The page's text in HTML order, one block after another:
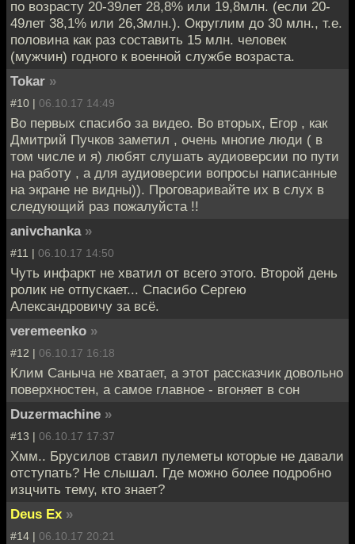
по возрасту 20-39лет 28,8% или 19,8млн. (если 20-
49лет 38,1% или 26,3млн.). Округлим до 30 млн., т.е.
половина как раз составить 15 млн. человек
(мужчин) годного к военной службе возраста.
Tokar »
#10 | 06.10.17 14:49
Во первых спасибо за видео. Во вторых, Егор , как
Дмитрий Пучков заметил , очень многие люди ( в
том числе и я) любят слушать аудиоверсии по пути
на работу , а для аудиоверсии вопросы написанные
на экране не видны)). Проговаривайте их в слух в
следующий раз пожалуйста !!
anivchanka »
#11 | 06.10.17 14:50
Чуть инфаркт не хватил от всего этого. Второй день
ролик не отпускает... Спасибо Сергею
Александровичу за всё.
veremeenko »
#12 | 06.10.17 16:18
Клим Саныча не хватает, а этот рассказчик довольно
поверхностен, а самое главное - вгоняет в сон
Duzermachine »
#13 | 06.10.17 17:37
Хмм.. Брусилов ставил пулеметы которые не давали
отступать? Не слышал. Где можно более подробно
изцчить тему, кто знает?
Deus Ex »
#14 | 06.10.17 20:21